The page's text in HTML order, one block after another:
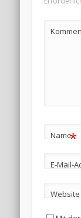
Name*
E-Mail-
Website